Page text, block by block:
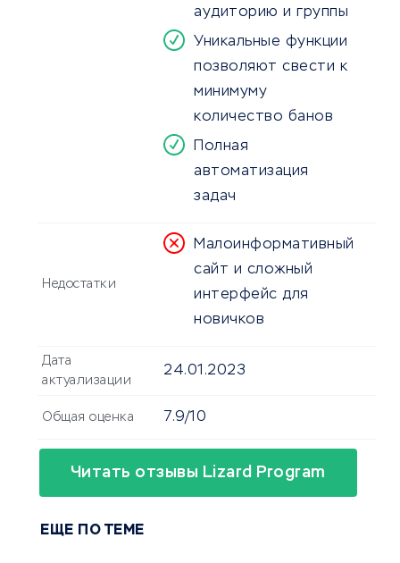
аудиторию и группы
Уникальные функции
позволяют свести к
минимуму
количество банов
Полная
автоматизация
задач
Недостатки
Малоинформативный
сайт и сложный
интерфейс для
новичков
Дата
актуализации
24.01.2023
Общая оценка 7.9/10
Читать отзывы Lizard Program
ЕЩЕ ПО ТЕМЕ